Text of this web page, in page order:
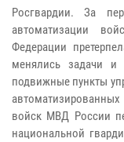
Росгвардии. За
автоматизации
Федерации
менялись задачи и
подвижные пункты
войск МВД России
национальной